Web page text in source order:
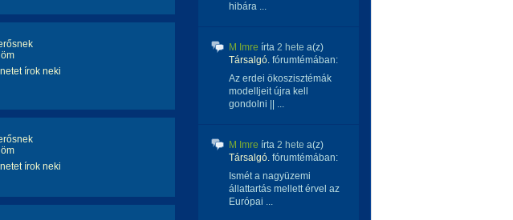
írok neki
írok neki
hibára ...
M Imre írta 2 hete a(z)
Társalgó. fórumtémában:
Az erdei ökoszisztémák
modelljeit újra kell
gondolni || ...
M Imre írta 2 hete a(z)
Társalgó. fórumtémában:
Ismét a nagyüzemi
állattartás mellett érvel az
Európai ...